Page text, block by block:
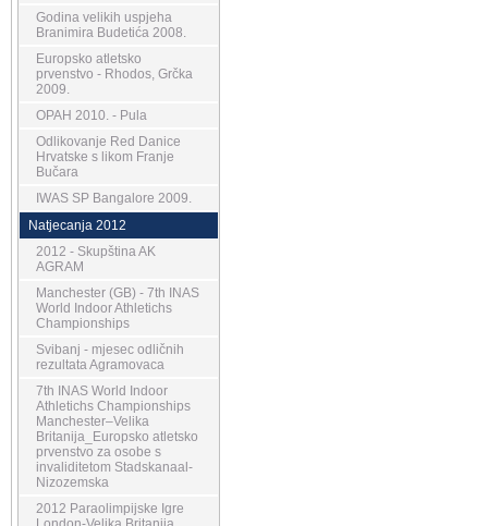
Godina velikih uspjeha
Branimira Budetića 2008.
Europsko atletsko
prvenstvo - Rhodos, Grčka
2009.
OPAH 2010. - Pula
Odlikovanje Red Danice
Hrvatske s likom Franje
Bučara
IWAS SP Bangalore 2009.
Natjecanja 2012
2012 - Skupština AK
AGRAM
Manchester (GB) - 7th INAS
World Indoor Athletichs
Championships
Svibanj - mjesec odličnih
rezultata Agramovaca
7th INAS World Indoor
Athletichs Championships
Manchester–Velika
Britanija_Europsko atletsko
prvenstvo za osobe s
invaliditetom Stadskanaal-
Nizozemska
2012 Paraolimpijske Igre